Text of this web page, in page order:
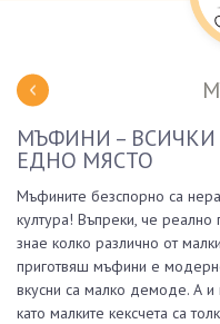
МЪФИНИ –
ЕДНО МЯСТО
Мъфините безспорно са
култура! Въпреки, че
знае колко различно от
приготвяш мъфини е
вкусни са малко демоде. А
като малките кексчета са